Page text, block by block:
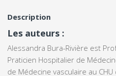
Description
Les auteurs :
Alessandra Bura-Rivière est
Praticien Hospitalier de
de Médecine vasculaire au